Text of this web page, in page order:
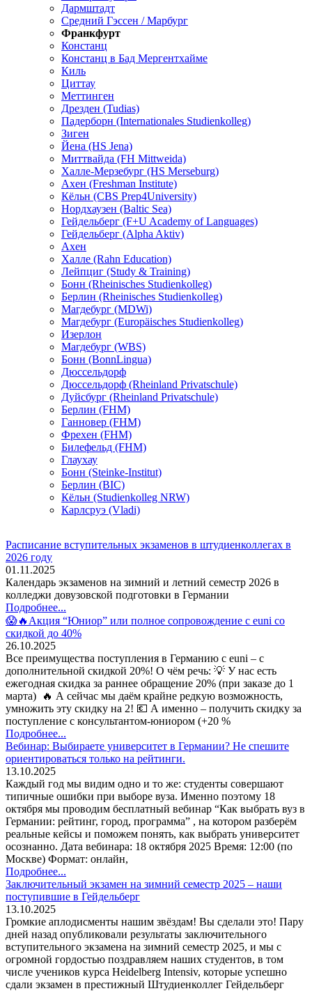
Дармштадт
Средний Гэссен / Марбург
Франкфурт
Констанц
Констанц в Бад Мергентхайме
Киль
Циттау
Меттинген
Дрезден (Tudias)
Падерборн (Internationales Studienkolleg)
Зиген
Йена (HS Jena)
Миттвайда (FH Mittweida)
Халле-Мерзебург (HS Merseburg)
Ахен (Freshman Institute)
Кёльн (CBS Prep4University)
Нордхаузен (Baltic Sea)
Гейдельберг (F+U Academy of Languages)
Гейдельберг (Alpha Aktiv)
Ахен
Халле (Rahn Education)
Лейпциг (Study & Training)
Бонн (Rheinisches Studienkolleg)
Берлин (Rheinisches Studienkolleg)
Магдебург (MDWi)
Магдебург (Europäisches Studienkolleg)
Изерлон
Магдебург (WBS)
Бонн (BonnLingua)
Дюссельдорф
Дюссельдорф (Rheinland Privatschule)
Дуйсбург (Rheinland Privatschule)
Берлин (FHM)
Ганновер (FHM)
Фрехен (FHM)
Билефельд (FHM)
Глаухау
Бонн (Steinke-Institut)
Берлин (BIC)
Кёльн (Studienkolleg NRW)
Карлсруэ (Vladi)
Расписание вступительных экзаменов в штудиенколлегах в
2026 году
01.11.2025
Календарь экзаменов на зимний и летний семестр 2026 в
колледжи довузовской подготовки в Германии
Подробнее...
😱🔥Акция “Юниор” или полное сопровождение с euni со
скидкой до 40%
26.10.2025
Все преимущества поступления в Германию с euni – с
дополнительной скидкой 20%! О чём речь: 💡 У нас есть
ежегодная скидка за раннее обращение 20% (при заказе до 1
марта) 🔥 А сейчас мы даём крайне редкую возможность,
умножить эту скидку на 2! 💶 А именно – получить скидку за
поступление с консультантом-юниором (+20 %
Подробнее...
Вебинар: Выбираете университет в Германии? Не спешите
ориентироваться только на рейтинги.
13.10.2025
Каждый год мы видим одно и то же: студенты совершают
типичные ошибки при выборе вуза. Именно поэтому 18
октября мы проводим бесплатный вебинар “Как выбрать вуз в
Германии: рейтинг, город, программа” , на котором разберём
реальные кейсы и поможем понять, как выбрать университет
осознанно. Дата вебинара: 18 октября 2025 Время: 12:00 (по
Москве) Формат: онлайн,
Подробнее...
Заключительный экзамен на зимний семестр 2025 – наши
поступившие в Гейдельберг
13.10.2025
Громкие аплодисменты нашим звёздам! Вы сделали это! Пару
дней назад опубликовали результаты заключительного
вступительного экзамена на зимний семестр 2025, и мы с
огромной гордостью поздравляем наших студентов, в том
числе учеников курса Heidelberg Intensiv, которые успешно
сдали экзамен в престижный Штудиенколлег Гейдельберг